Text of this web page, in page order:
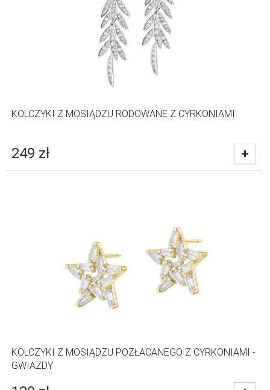
KOLCZYKI Z MOSIĄDZU RODOWANE Z CYRKONIAMI
249 zł
KOLCZYKI Z MOSIĄDZU POZŁACANEGO Z CYRKONIAMI -
GWIAZDY